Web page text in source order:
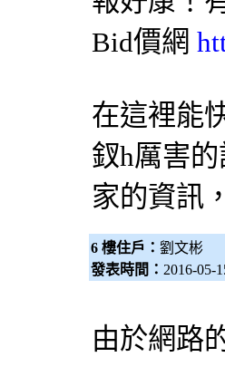
Bid價網
在這裡能
釵h厲害的
家的資訊
6 樓住戶： 劉文彬
發表時間： 2016-05-
由於網路